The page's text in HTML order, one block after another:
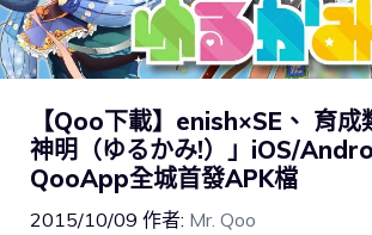
【Qoo下載】enish×SE、 育成
神明（ゆるかみ!）」iOS/
QooApp全城首發APK檔
2015/10/09 作者: Mr. Qoo